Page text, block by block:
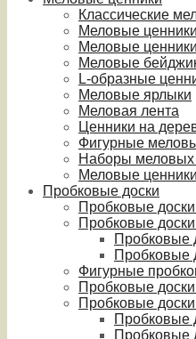
Классические
Меловые
Меловые
Меловые
L-образные
Меловые ярлыки
Меловая лента
Ценники на
Фигурные
Наборы меловых
Меловые
Пробковые доски
Пробковые
Пробковые
Пробковые
Пробковые
Фигурные
Пробковые
Пробковые доски
Пробковые
Пробковые